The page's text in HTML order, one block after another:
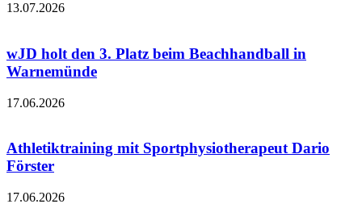
13.07.2026
wJD holt den 3. Platz beim Beachhandball in
Warnemünde
17.06.2026
Athletiktraining mit Sportphysiotherapeut Dario
Förster
17.06.2026